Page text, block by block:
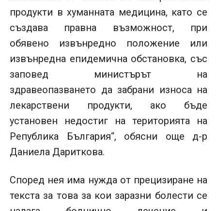
продукти в хуманната медицина, като се
създава правна възможност, при
обявено извънредно положение или
извънредна епидемична обстановка, със
заповед министърът на
здравеопазването да забрани износа на
лекарствени продукти, ако бъде
установен недостиг на територията на
Република България“, обясни още д-р
Даниела Дариткова.
Според нея има нужда от прецизиране на
текста за това за кои заразни болести се